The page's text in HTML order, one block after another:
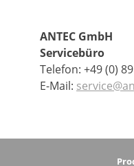
ANTEC GmbH
Servicebüro
Telefon: +49 (0)
E-Mail: